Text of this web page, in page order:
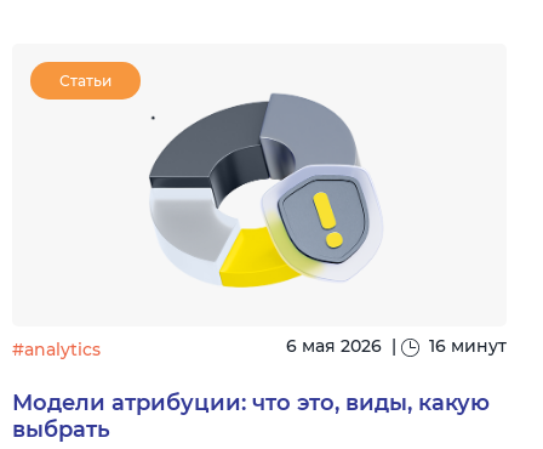
Статьи
#analytics 6 мая 2026 | 16 минут
Модели атрибуции: что это, виды, какую
выбрать